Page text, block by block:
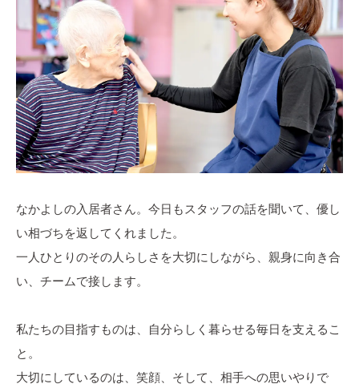
なかよしの入居者さん。今日もスタッフの話を聞いて、優し
い相づちを返してくれました。
一人ひとりのその人らしさを大切にしながら、親身に向き合
い、チームで接します。
私たちの目指すものは、自分らしく暮らせる毎日を支えるこ
と。
大切にしているのは、笑顔、そして、相手への思いやりで